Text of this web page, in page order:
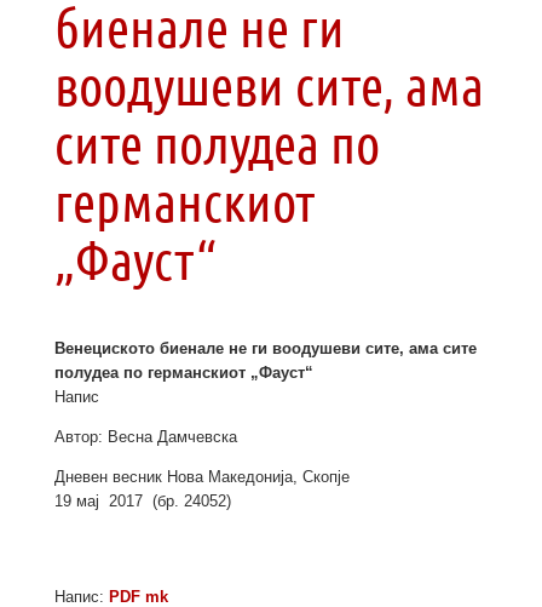
биенале не ги
воодушеви сите, ама
сите полудеа по
германскиот
„Фауст“
Венециското биенале не ги воодушеви сите, ама сите
полудеа по германскиот „Фауст“
Напис
Автор: Весна Дамчевска
Дневен весник Нова Македонија, Скопје
19 мај 2017 (бр. 24052)
Напис: PDF mk